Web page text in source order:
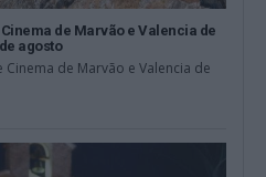
de Marvão e Valencia de
agosto
Cinema de Marvão e Valencia de